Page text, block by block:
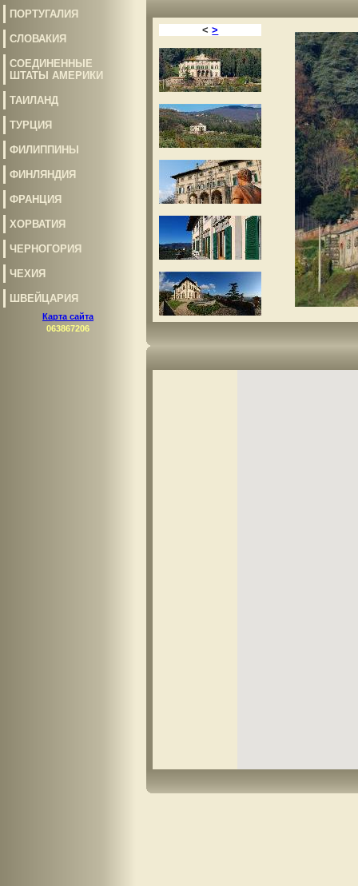
ПОРТУГАЛИЯ
СЛОВАКИЯ
СОЕДИНЕННЫЕ
ШТАТЫ АМЕРИКИ
ТАИЛАНД
ТУРЦИЯ
ФИЛИППИНЫ
ФИНЛЯНДИЯ
ФРАНЦИЯ
ХОРВАТИЯ
ЧЕРНОГОРИЯ
ЧЕХИЯ
ШВЕЙЦАРИЯ
Карта сайта
063867206
< >